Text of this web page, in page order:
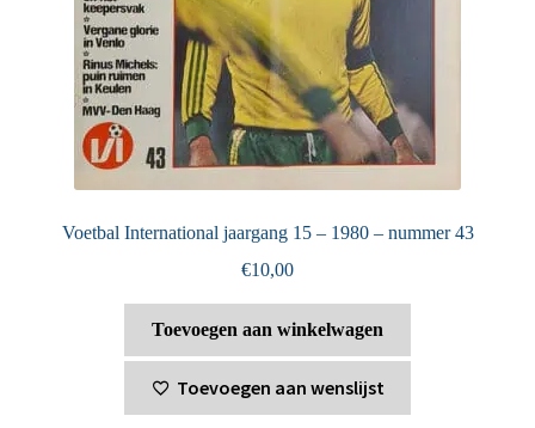
Voetbal International jaargang 15 – 1980 – nummer 43
€10,00
Toevoegen aan winkelwagen
Toevoegen aan wenslijst